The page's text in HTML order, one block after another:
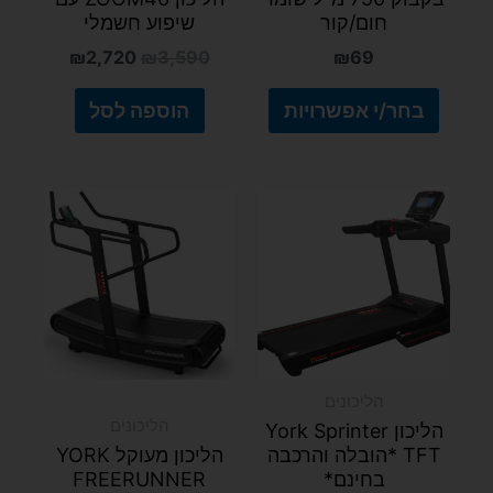
חום/קור
₪69
בחר/י אפשרויות
המוצר
שיפוע חשמלי
₪2,720
הוספה לסל
הליכון York Sprinter
TFT *הובלה והרכבה
בחינם*
הליכון מעוקל YORK
FREERUNNER